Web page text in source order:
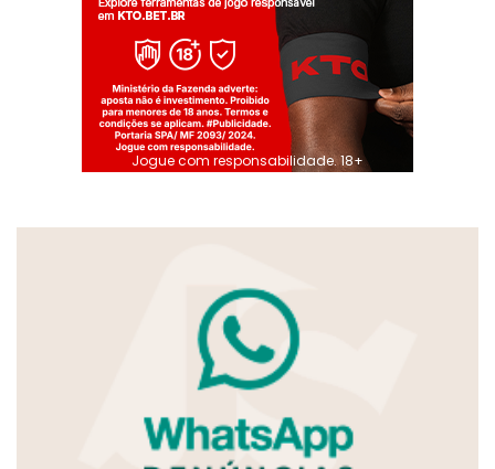
Jogue com responsabilidade. 18+